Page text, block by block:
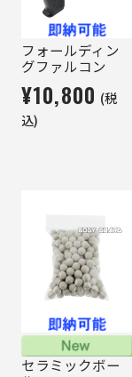
フォールディン
グファルコン
¥10,800 (税
込)
セラミックボー